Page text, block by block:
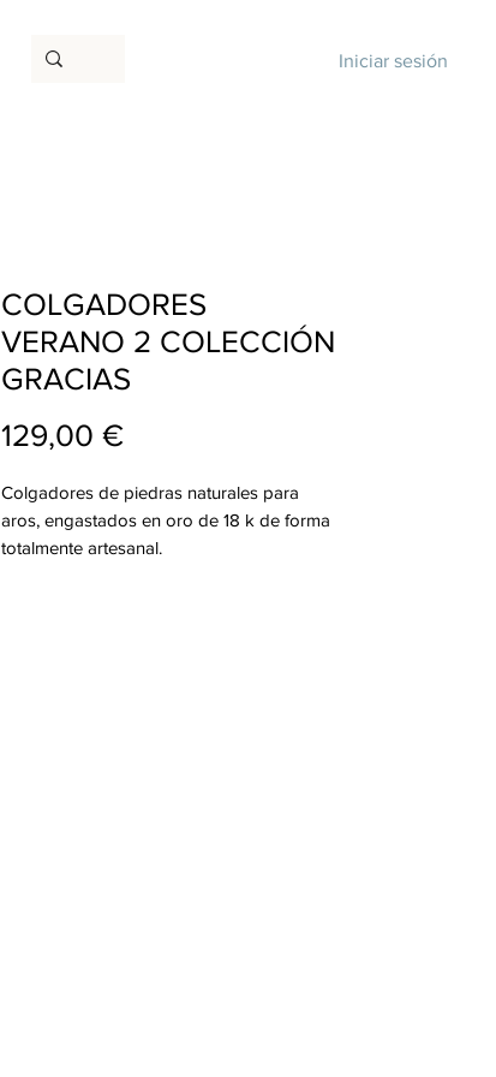
Iniciar sesión
COLGADORES
VERANO 2 COLECCIÓN
GRACIAS
129,00 €Precio
Colgadores de piedras naturales para
aros, engastados en oro de 18 k de forma
totalmente artesanal.